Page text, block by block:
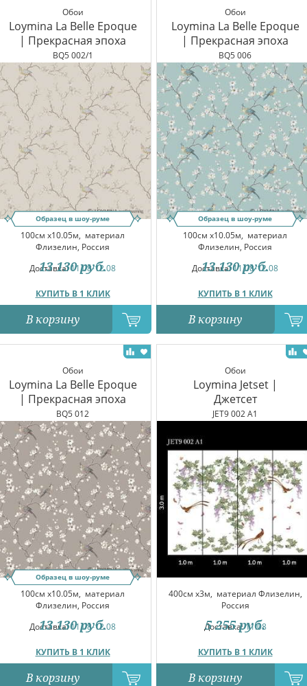
Обои
Loymina La Belle Epoque
| Прекрасная эпоха
BQ5 002/1
Образец в шоу-руме
100см x10.05м, материал
Флизелин, Россия
Доставка:11.08-12.08
КУПИТЬ В 1 КЛИК
13 130 руб.
В корзину
Обои
Loymina La Belle Epoque
| Прекрасная эпоха
BQ5 006
Образец в шоу-руме
100см x10.05м, материал
Флизелин, Россия
Доставка:11.08-12.08
КУПИТЬ В 1 КЛИК
13 130 руб.
В корзину
Обои
Loymina La Belle Epoque
| Прекрасная эпоха
BQ5 012
Образец в шоу-руме
100см x10.05м, материал
Флизелин, Россия
Доставка:11.08-12.08
КУПИТЬ В 1 КЛИК
13 130 руб.
В корзину
Обои
Loymina Jetset |
Джетсет
JET9 002 A1
400см x3м, материал Флизелин,
Россия
Доставка:11.08
КУПИТЬ В 1 КЛИК
5 255 руб.
В корзину